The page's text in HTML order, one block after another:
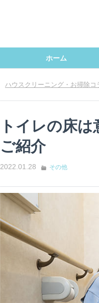
ホーム
ハウスクリーニング・お掃除コ
トイレの床
ご紹介
2022.01.28 その他